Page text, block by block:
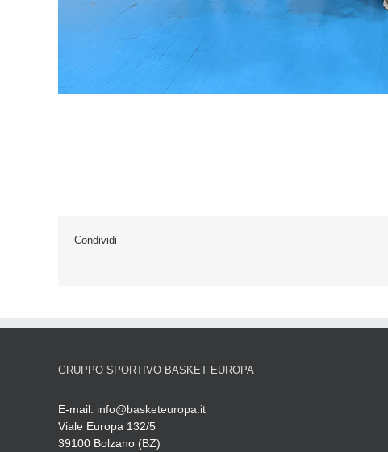
Condividi
GRUPPO SPORTIVO BASKET EUROPA
E-mail: info@basketeuropa.it
Viale Europa 132/5
39100 Bolzano (BZ)